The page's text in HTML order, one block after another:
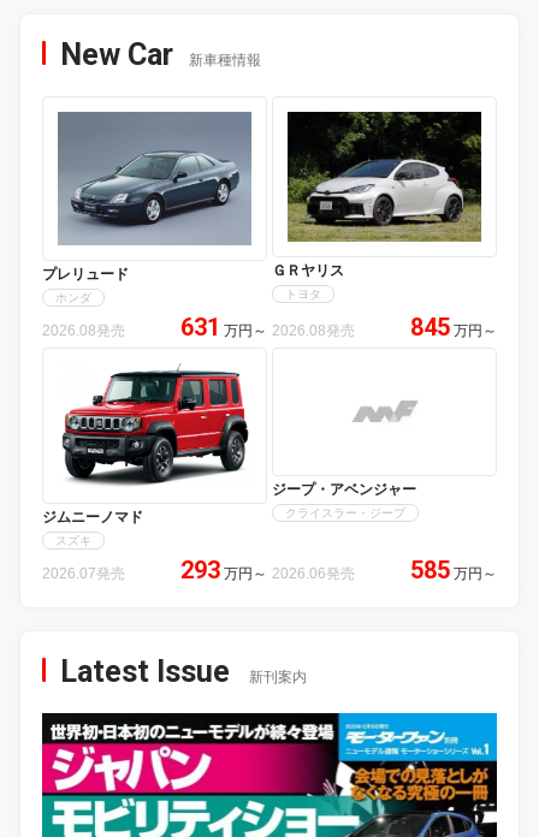
New Car 新車種情報
プレリュード
ホンダ
2026.08発売 631 万円 ～
ＧＲヤリス
トヨタ
2026.08発売 845 万円 ～
ジムニーノマド
スズキ
2026.07発売 293 万円 ～
ジープ・アベンジャー
クライスラー・ジープ
2026.06発売 585 万円 ～
Latest Issue 新刊案内